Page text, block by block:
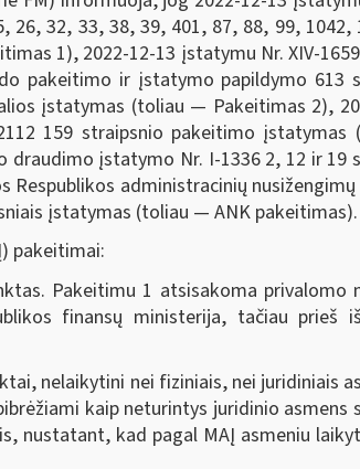
32, 33, 38, 39, 401, 87, 88, 99, 1042,
1), 2022-12-13 įstatymu Nr. XIV-
pakeitimo ir įstatymo papildymo 613
įstatymas (toliau — Pakeitimas 2),
159 straipsnio pakeitimo
draudimo įstatymo Nr. I-1336 2, 12 ir 19
administracinių
įstatymas (toliau — ANK pakeitimas).
pakeitimai:
Pakeitimu 1 atsisakoma privalomo
finansų ministerija, tačiau prieš
nelaikytini nei fiziniais, nei juridiniais
kaip neturintys juridinio asmens
nustatant, kad pagal MAĮ asmeniu